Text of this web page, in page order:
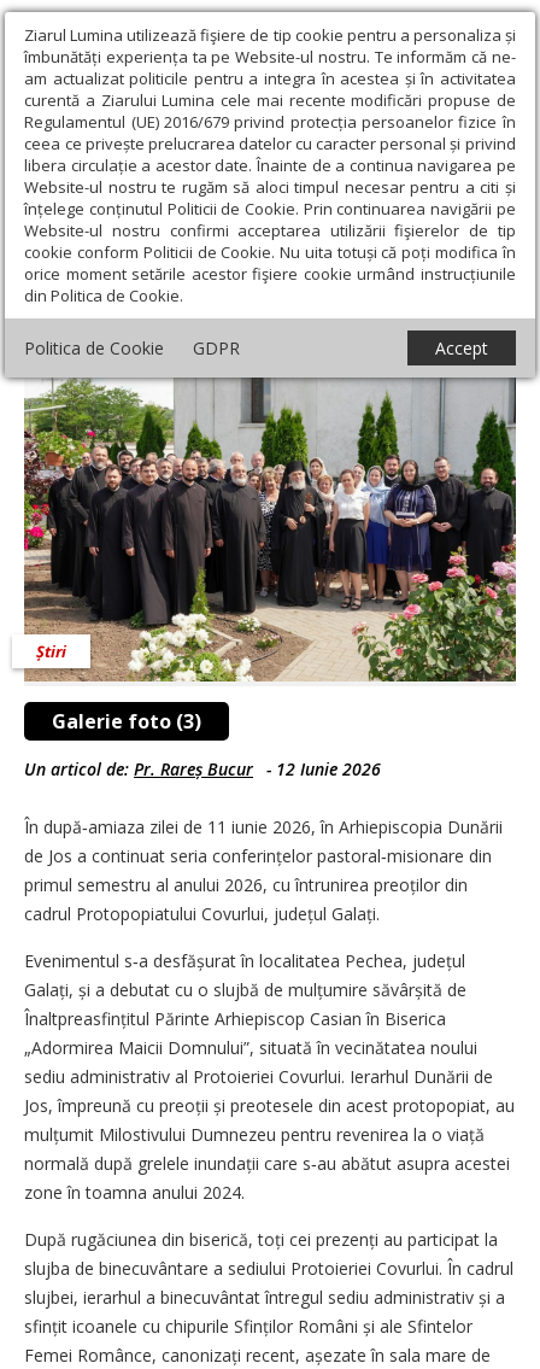
Ziarul Lumina utilizează fişiere de tip cookie pentru a personaliza și
îmbunătăți experiența ta pe Website-ul nostru. Te informăm că ne-
am actualizat politicile pentru a integra în acestea și în activitatea
curentă a Ziarului Lumina cele mai recente modificări propuse de
Regulamentul (UE) 2016/679 privind protecția persoanelor fizice în
ceea ce privește prelucrarea datelor cu caracter personal și privind
libera circulație a acestor date. Înainte de a continua navigarea pe
Website-ul nostru te rugăm să aloci timpul necesar pentru a citi și
înțelege conținutul Politicii de Cookie. Prin continuarea navigării pe
Website-ul nostru confirmi acceptarea utilizării fişierelor de tip
cookie conform Politicii de Cookie. Nu uita totuși că poți modifica în
orice moment setările acestor fişiere cookie urmând instrucțiunile
din Politica de Cookie.
Politica de Cookie GDPR Accept
Ziarul Lumina › Actualitate religioasă › Știri › Conferință
preoțească în Protopopiatul Covurlui
Conferință preoțească în Protopopiatul
Covurlui
Galerie foto (3)
Știri
Un articol de: Pr. Rareș Bucur - 12 Iunie 2026
În după‑amiaza zilei de 11 iunie 2026, în Arhiepiscopia Dunării
de Jos a continuat seria conferințelor pastoral‑misionare din
primul semestru al anului 2026, cu întrunirea preoților din
cadrul Protopopiatului Covurlui, județul Galați.
Evenimentul s‑a desfășurat în localitatea Pechea, județul
Galați, și a debutat cu o slujbă de mulțumire săvârșită de
Înaltpreasfințitul Părinte Arhiepiscop Casian în Biserica
„Adormirea Maicii Domnului”, situată în vecinătatea noului
sediu administrativ al Protoieriei Covurlui. Ierarhul Dunării de
Jos, împreună cu preoții și preotesele din acest protopopiat, au
mulțumit Milostivului Dumnezeu pentru revenirea la o viață
normală după grelele inundații care s‑au abătut asupra acestei
zone în toamna anului 2024.
După rugăciunea din biserică, toți cei prezenți au participat la
slujba de binecuvântare a sediului Protoieriei Covurlui. În cadrul
slujbei, ierarhul a binecuvântat întregul sediu administrativ și a
sfințit icoanele cu chipurile Sfinților Români și ale Sfintelor
Femei Românce, canonizați recent, așezate în sala mare de